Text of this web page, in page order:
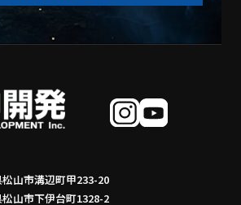
山市溝辺町甲233-20
山市下伊台町1328-2